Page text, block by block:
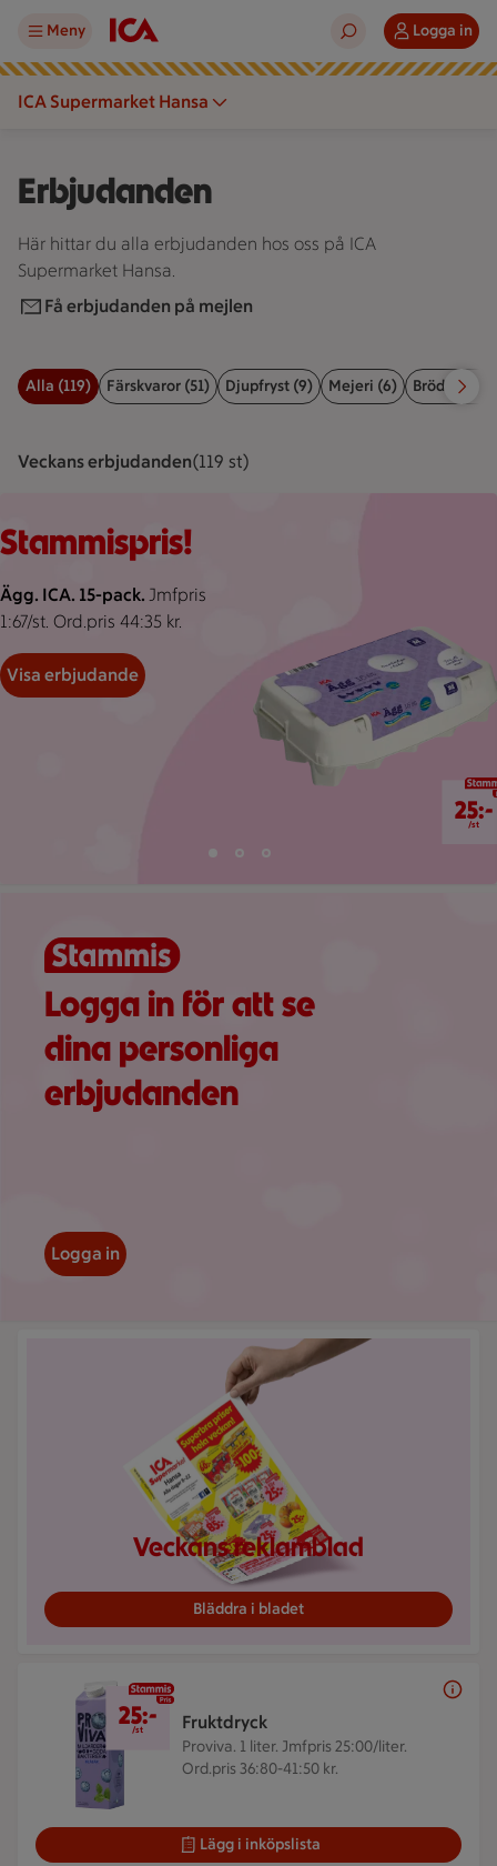
Meny Logga in
ICA Supermarket Hansa
Erbjudanden
Här hittar du alla erbjudanden hos oss på ICA
Supermarket Hansa.
Få erbjudanden på mejlen
Filter för erbjudanden
Alla (119) Färskvaror (51) Djupfryst (9) Mejeri (6) Bröd, kex &
Veckans erbjudandenVisar 119 st stycken
(119 st)
Bildspel med 3 bilder.
Stammispris!
Ägg. ICA. 15-pack. Jmfpris
1:67/st. Ord.pris 44:35 kr.
Visa erbjudande
25 kr/st
25:-
/st
Bild 1 av 3Bild 2 av 3
Logga in för att se
dina personliga
erbjudanden
Logga in
Veckans reklamblad
Bläddra i bladet
Fruktdryck
Proviva. 1 liter. Jmfpris 25:00/liter.
Ord.pris 36:80-41:50 kr.
25 kr/st
25:-
/st
Lägg i inköpslista